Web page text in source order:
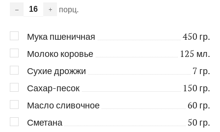
– + порц.
Мука пшеничная 450 гр.
Молоко коровье
125 мл.
Сухие дрожжи
7 гр.
Сахар-песок
150 гр.
Масло сливочное
60 гр.
Сметана
50 гр.